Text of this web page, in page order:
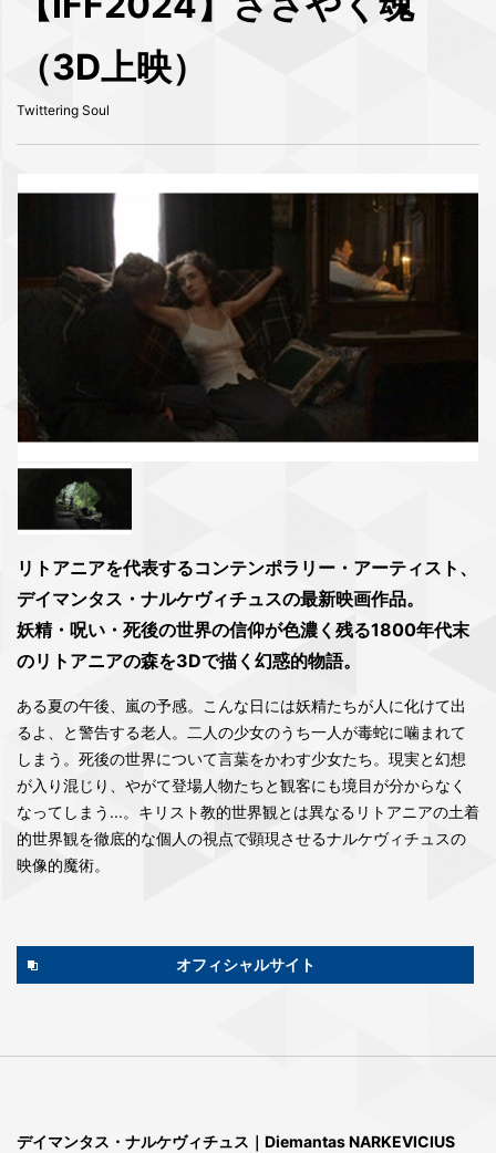
（3D上映）
Twittering Soul
リトアニアを代表するコンテンポラリー・アーティスト、
デイマンタス・ナルケヴィチュスの最新映画作品。
妖精・呪い・死後の世界の信仰が色濃く残る1800年代末
のリトアニアの森を3Dで描く幻惑的物語。
ある夏の午後、嵐の予感。こんな日には妖精たちが人に化けて出
るよ、と警告する老人。二人の少女のうち一人が毒蛇に噛まれて
しまう。死後の世界について言葉をかわす少女たち。現実と幻想
が入り混じり、やがて登場人物たちと観客にも境目が分からなく
なってしまう...。キリスト教的世界観とは異なるリトアニアの土着
的世界観を徹底的な個人の視点で顕現させるナルケヴィチュスの
映像的魔術。
オフィシャルサイト
デイマンタス・ナルケヴィチュス｜Diemantas NARKEVICIUS